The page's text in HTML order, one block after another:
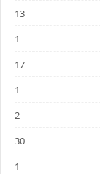
13
1
17
1
2
30
1